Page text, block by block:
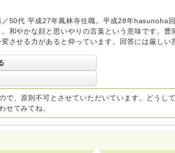
／50代 平成27年鳳林寺住職。平成28年hasunoha
和やかな顔と思いやりの言葉という意味です。曹
させる力があると仰っています。回答には厳しい
について、話の大筋は変えませんが、投稿してから
すくするため、若干加筆修正することがあります
読していますが、それに対して回答の追記は原則
とつぶやきに目を
で、原則不可とさせていただいています。どうし
せてみてね。